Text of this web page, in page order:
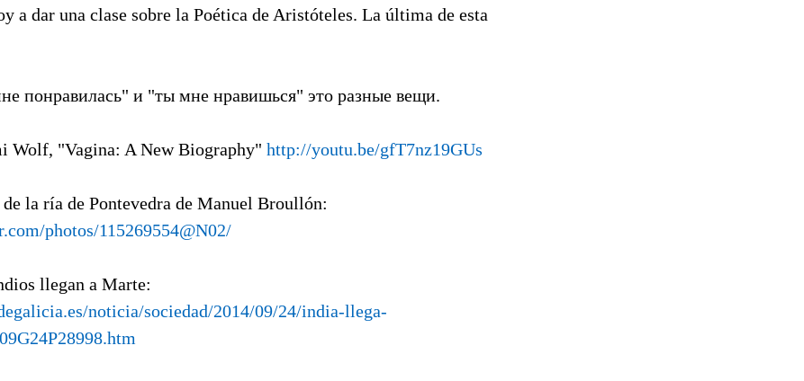
a dar una clase sobre la Poética de Aristóteles. La última de esta
понравилась" и "ты мне нравишься" это разные вещи.
Wolf, "Vagina: A New Biography" http://youtu.be/gfT7nz19GUs
de la ría de Pontevedra de Manuel Broullón:
photos/115269554@N02/
llegan a Marte:
noticia/sociedad/2014/09/24/india-llega-